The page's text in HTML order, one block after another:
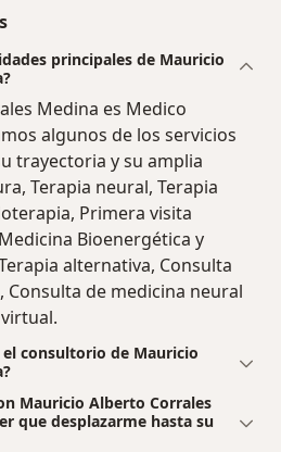
principales de Mauricio
Medina es Medico
algunos de los servicios
trayectoria y su amplia
Terapia neural, Terapia
Primera visita
Bioenergética y
alternativa, Consulta
de medicina neural
consultorio de Mauricio
Mauricio Alberto Corrales
que desplazarme hasta su